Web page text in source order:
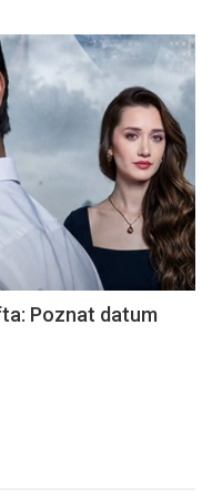
Poznat datum